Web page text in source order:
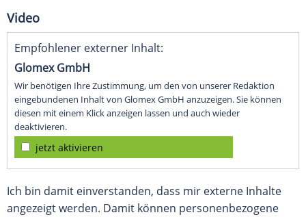
Video
Empfohlener externer Inhalt:
Glomex GmbH
Wir benötigen Ihre Zustimmung, um den von unserer Redaktion
eingebundenen Inhalt von Glomex GmbH anzuzeigen. Sie können
diesen mit einem Klick anzeigen lassen und auch wieder
deaktivieren.
jetzt aktivieren
Ich bin damit einverstanden, dass mir externe Inhalte
angezeigt werden. Damit können personenbezogene